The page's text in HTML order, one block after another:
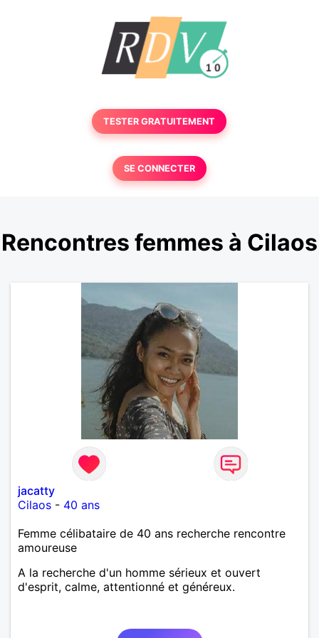
TESTER GRATUITEMENT
SE CONNECTER
Rencontres femmes à Cilaos
jacatty
Cilaos - 40 ans
Femme célibataire de 40 ans recherche rencontre
amoureuse
A la recherche d'un homme sérieux et ouvert
d'esprit, calme, attentionné et généreux.